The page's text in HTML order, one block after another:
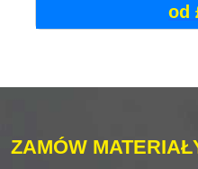
od
ZAMÓW